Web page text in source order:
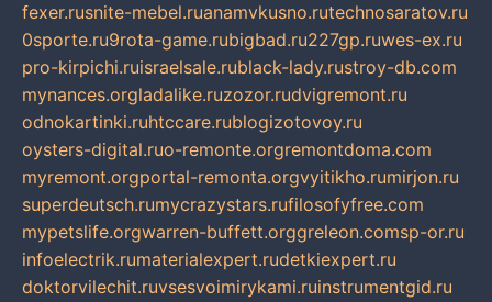
fexer.rusnite-mebel.ruanamvkusno.rutechnosaratov.ru
0sporte.ru9rota-game.rubigbad.ru227gp.ruwes-ex.ru
pro-kirpichi.ruisraelsale.rublack-lady.rustroy-db.com
mynances.orgladalike.ruzozor.rudvigremont.ru
odnokartinki.ruhtccare.rublogizotovoy.ru
oysters-digital.ruo-remonte.orgremontdoma.com
myremont.orgportal-remonta.orgvyitikho.rumirjon.ru
superdeutsch.rumycrazystars.rufilosofyfree.com
mypetslife.orgwarren-buffett.orggreleon.comsp-or.ru
infoelectrik.rumaterialexpert.rudetkiexpert.ru
doktorvilechit.ruvsesvoimirykami.ruinstrumentgid.ru